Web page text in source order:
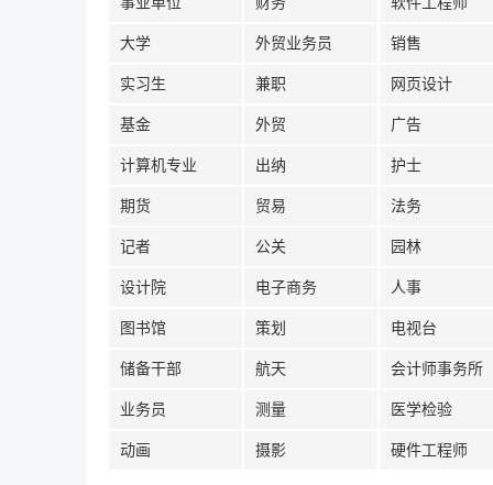
大学 外贸业务员 销售
实习生 兼职 网页设计
基金 外贸 广告
计算机专业 出纳 护士
期货 贸易 法务
记者 公关 园林
设计院 电子商务 人事
图书馆 策划 电视台
储备干部 航天 会计师事务所
业务员 测量 医学检验
动画 摄影 硬件工程师